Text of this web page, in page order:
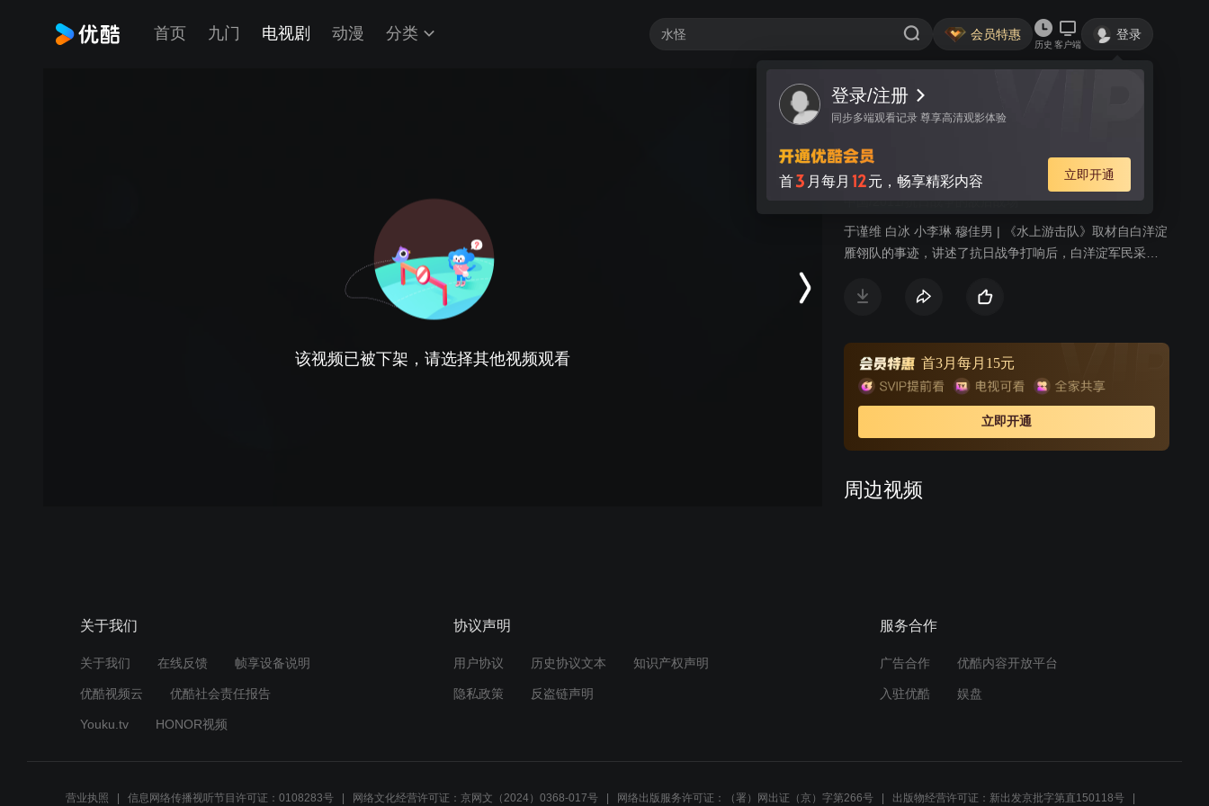
首页 九门 电视剧 动漫 分类 会员特惠
历史 客户端
登录
登录/注册
同步多端观看记录 尊享高清观影体验
首3 月每月 12元，畅享精彩内容 立即开通
该视频已被下架，请选择其他视频观看
视频 讨论
水上游击队
中国/2011/抗日战争的敌后战场
于谨维 白冰 小李琳 穆佳男 | 《水上游击队》取材自白洋淀
雁翎队的事迹，讲述了抗日战争打响后，白洋淀军民采用
首3月每月15元
立即开通
周边视频
02:26
关于我们
关于我们 在线反馈 帧享设备说明
优酷视频云 优酷社会责任报告
Youku.tv HONOR视频
协议声明
用户协议 历史协议文本 知识产权声明
隐私政策 反盗链声明
服务合作
广告合作 优酷内容开放平台
入驻优酷 娱盘
营业执照 信息网络传播视听节目许可证：0108283号 网络文化经营许可证：京网文（2024）0368-017号 网络出版服务许可证：（署）网出证（京）字第266号 出版物经营许可证：新出发京批字第直150118号